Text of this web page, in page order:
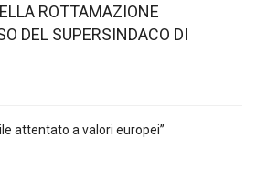
ROTTAMAZIONE
DEL SUPERSINDACO DI
attentato a valori europei”